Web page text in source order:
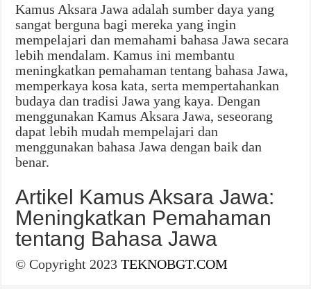
Kamus Aksara Jawa adalah sumber daya yang
sangat berguna bagi mereka yang ingin
mempelajari dan memahami bahasa Jawa secara
lebih mendalam. Kamus ini membantu
meningkatkan pemahaman tentang bahasa Jawa,
memperkaya kosa kata, serta mempertahankan
budaya dan tradisi Jawa yang kaya. Dengan
menggunakan Kamus Aksara Jawa, seseorang
dapat lebih mudah mempelajari dan
menggunakan bahasa Jawa dengan baik dan
benar.
Artikel Kamus Aksara Jawa:
Meningkatkan Pemahaman
tentang Bahasa Jawa
© Copyright 2023TEKNOBGT.COM